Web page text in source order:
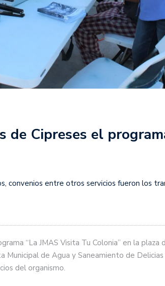
de Cipreses el
convenios entre otros servicios fueron los
“La JMAS Visita Tu Colonia” en la plaza
Municipal de Agua y Saneamiento de
del organismo.